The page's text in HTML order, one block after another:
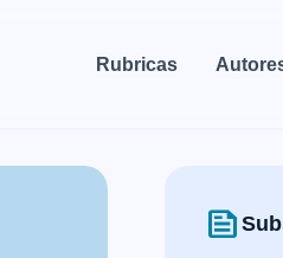
Rubricas
news